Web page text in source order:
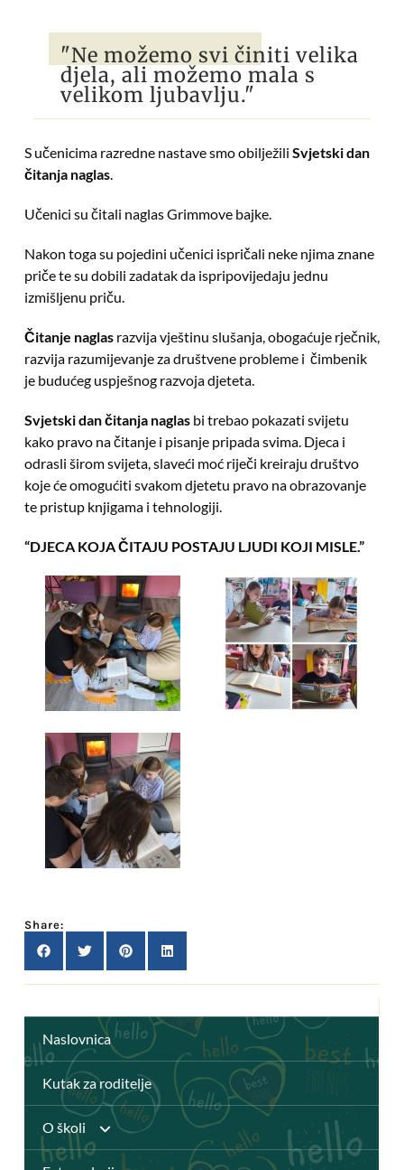
Naslovnica
Kutak za roditelje
O školi
"Ne možemo svi činiti velika
djela, ali možemo mala s
velikom ljubavlju."
S učenicima razredne nastave smo obilježili Svjetski dan
čitanja naglas.
Učenici su čitali naglas Grimmove bajke.
Nakon toga su pojedini učenici ispričali neke njima znane
priče te su dobili zadatak da ispripovijedaju jednu
izmišljenu priču.
Čitanje naglasrazvija vještinu slušanja, obogaćuje rječnik,
razvija razumijevanje za društvene probleme i čimbenik
je budućeg uspješnog razvoja djeteta.
Svjetski dan čitanja naglasbi trebao pokazati svijetu
kako pravo na čitanje i pisanje pripada svima. Djeca i
odrasli širom svijeta, slaveći moć riječi kreiraju društvo
koje će omogućiti svakom djetetu pravo na obrazovanje
te pristup knjigama i tehnologiji.
“DJECA KOJA ČITAJU POSTAJU LJUDI KOJI MISLE.”
Share: